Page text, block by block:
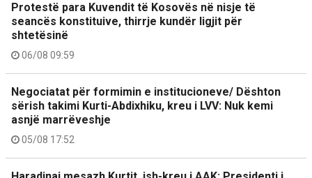
Protestë para Kuvendit të Kosovës në nisje të
seancës konstituive, thirrje kundër ligjit për
shtetësinë
06/08 09:59
Negociatat për formimin e institucioneve/ Dështon
sërish takimi Kurti-Abdixhiku, kreu i LVV: Nuk kemi
asnjë marrëveshje
05/08 17:52